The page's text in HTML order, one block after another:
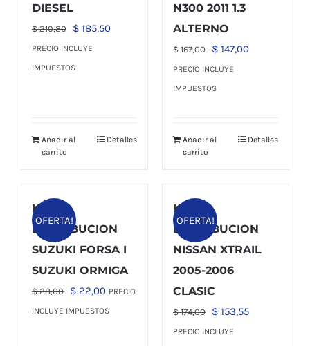
DIESEL
$210,80
El
precio
original
$ 185,50El
PRECIO INCLUYE
IMPUESTOS
Añadir al
carrito
Detalles
N300 2011 1.3
ALTERNO
$167,00
El
precio
original
$ 147,00El
PRECIO INCLUYE
IMPUESTOS
Añadir al
carrito
Detalles
OFERTA!
KIT
DISTRIBUCION
SUZUKI FORSA I
SUZUKI ORMIGA
$28,00
El
precio
$ 22,00El
precio
PRECIO
INCLUYE IMPUESTOS
OFERTA!
KIT
DISTRIBUCION
NISSAN XTRAIL
2005-2006
CLASIC
$174,00
El
precio
$ 153,55El
PRECIO INCLUYE